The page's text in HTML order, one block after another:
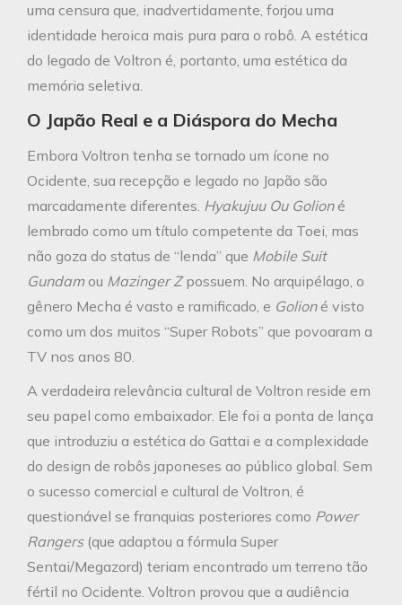
uma censura que, inadvertidamente, forjou uma
identidade heroica mais pura para o robô. A estética
do legado de Voltron é, portanto, uma estética da
memória seletiva.
O Japão Real e a Diáspora do Mecha
Embora Voltron tenha se tornado um ícone no
Ocidente, sua recepção e legado no Japão são
marcadamente diferentes. Hyakujuu Ou Golioné
lembrado como um título competente da Toei, mas
não goza do status de “lenda” que Mobile Suit
Gundamou Mazinger Zpossuem. No arquipélago, o
gênero Mecha é vasto e ramificado, e Golioné visto
como um dos muitos “Super Robots” que povoaram a
TV nos anos 80.
A verdadeira relevância cultural de Voltron reside em
seu papel como embaixador. Ele foi a ponta de lança
que introduziu a estética do Gattai e a complexidade
do design de robôs japoneses ao público global. Sem
o sucesso comercial e cultural de Voltron, é
questionável se franquias posteriores como Power
Rangers(que adaptou a fórmula Super
Sentai/Megazord) teriam encontrado um terreno tão
fértil no Ocidente. Voltron provou que a audiência